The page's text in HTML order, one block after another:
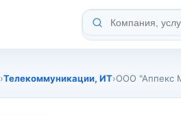
›Телекоммуникации, ИТ›ООО "Аппекс